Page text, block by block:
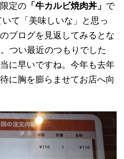
定の 「牛カルビ焼肉丼」 で
て「美味しいな」と思っ
ブログを見返してみるとな
。つい最近のつもりでした
に早いですね。今年も去年
に胸を膨らませてお店へ向